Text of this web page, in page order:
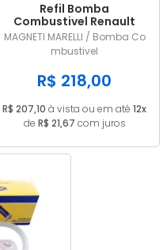
Refil Bomba
Combustivel Renault
Sandero 1.0 2008 a 2017
MM224A
MAGNETI MARELLI / Bomba Co
mbustivel
R$ 218,00
R$ 207,10 à vista ou em até 12x
de R$ 21,67 com juros